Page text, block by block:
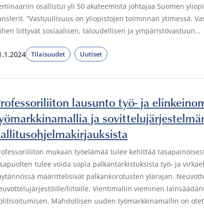
osallistui yli 50 akateemista johtajaa Suomen
”Vastuullisuus on yliopistojen toiminnan ytimessä.
liittyvät sosiaalisen, taloudellisen ja ympäristövastuun…
Tilaisuudet Uutiset
lausunto työ- ja
ja
mukaan työelämää tulee kehittää
tulee voida sopia palkantarkistuksista työ- ja
määrittelisivät palkankorotusten ylärajan.
liitoille. Vientimallin vieminen
Mahdollisen uuden työmarkkinamallin on